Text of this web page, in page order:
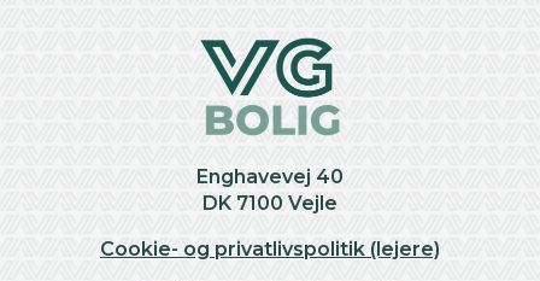
Enghavevej 40
DK 7100 Vejle
Cookie- og privatlivspolitik (lejere)